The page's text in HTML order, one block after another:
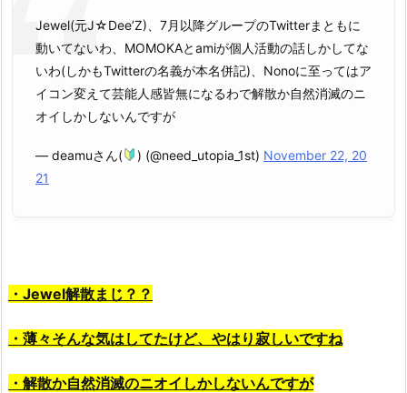
Jewel(元J☆Dee’Z)、7月以降グループのTwitterまともに
動いてないわ、MOMOKAとamiが個人活動の話しかしてな
いわ(しかもTwitterの名義が本名併記)、Nonoに至ってはア
イコン変えて芸能人感皆無になるわで解散か自然消滅のニ
オイしかしないんですが
— deamuさん( ) (@need_utopia_1st) November 22, 20
21
・Jewel解散まじ？？
・薄々そんな気はしてたけど、やはり寂しいですね
・解散か自然消滅のニオイしかしないんですが